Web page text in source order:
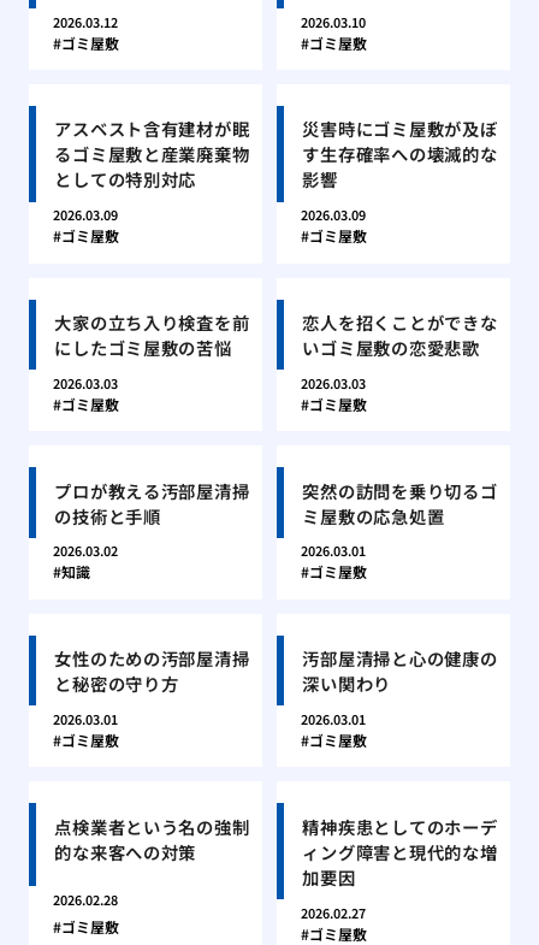
2026.03.12
ゴミ屋敷
2026.03.10
ゴミ屋敷
アスベスト含有建材が眠
るゴミ屋敷と産業廃棄物
としての特別対応
2026.03.09
ゴミ屋敷
災害時にゴミ屋敷が及ぼ
す生存確率への壊滅的な
影響
2026.03.09
ゴミ屋敷
大家の立ち入り検査を前
にしたゴミ屋敷の苦悩
2026.03.03
ゴミ屋敷
恋人を招くことができな
いゴミ屋敷の恋愛悲歌
2026.03.03
ゴミ屋敷
プロが教える汚部屋清掃
の技術と手順
2026.03.02
知識
突然の訪問を乗り切るゴ
ミ屋敷の応急処置
2026.03.01
ゴミ屋敷
女性のための汚部屋清掃
と秘密の守り方
2026.03.01
ゴミ屋敷
汚部屋清掃と心の健康の
深い関わり
2026.03.01
ゴミ屋敷
点検業者という名の強制
的な来客への対策
2026.02.28
ゴミ屋敷
精神疾患としてのホーデ
ィング障害と現代的な増
加要因
2026.02.27
ゴミ屋敷